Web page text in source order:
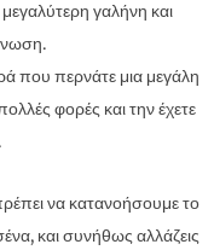
γαλήνη και
που περνάτε μια μεγάλη
φορές και την έχετε
να κατανοήσουμε το
και συνήθως αλλάζεις